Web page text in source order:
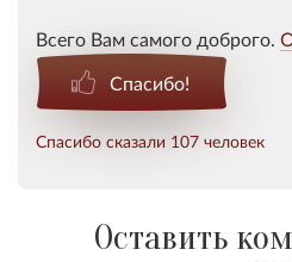
Всего Вам самого доброго.
Спасибо!
Спасибо сказали 107 человек
Оставить